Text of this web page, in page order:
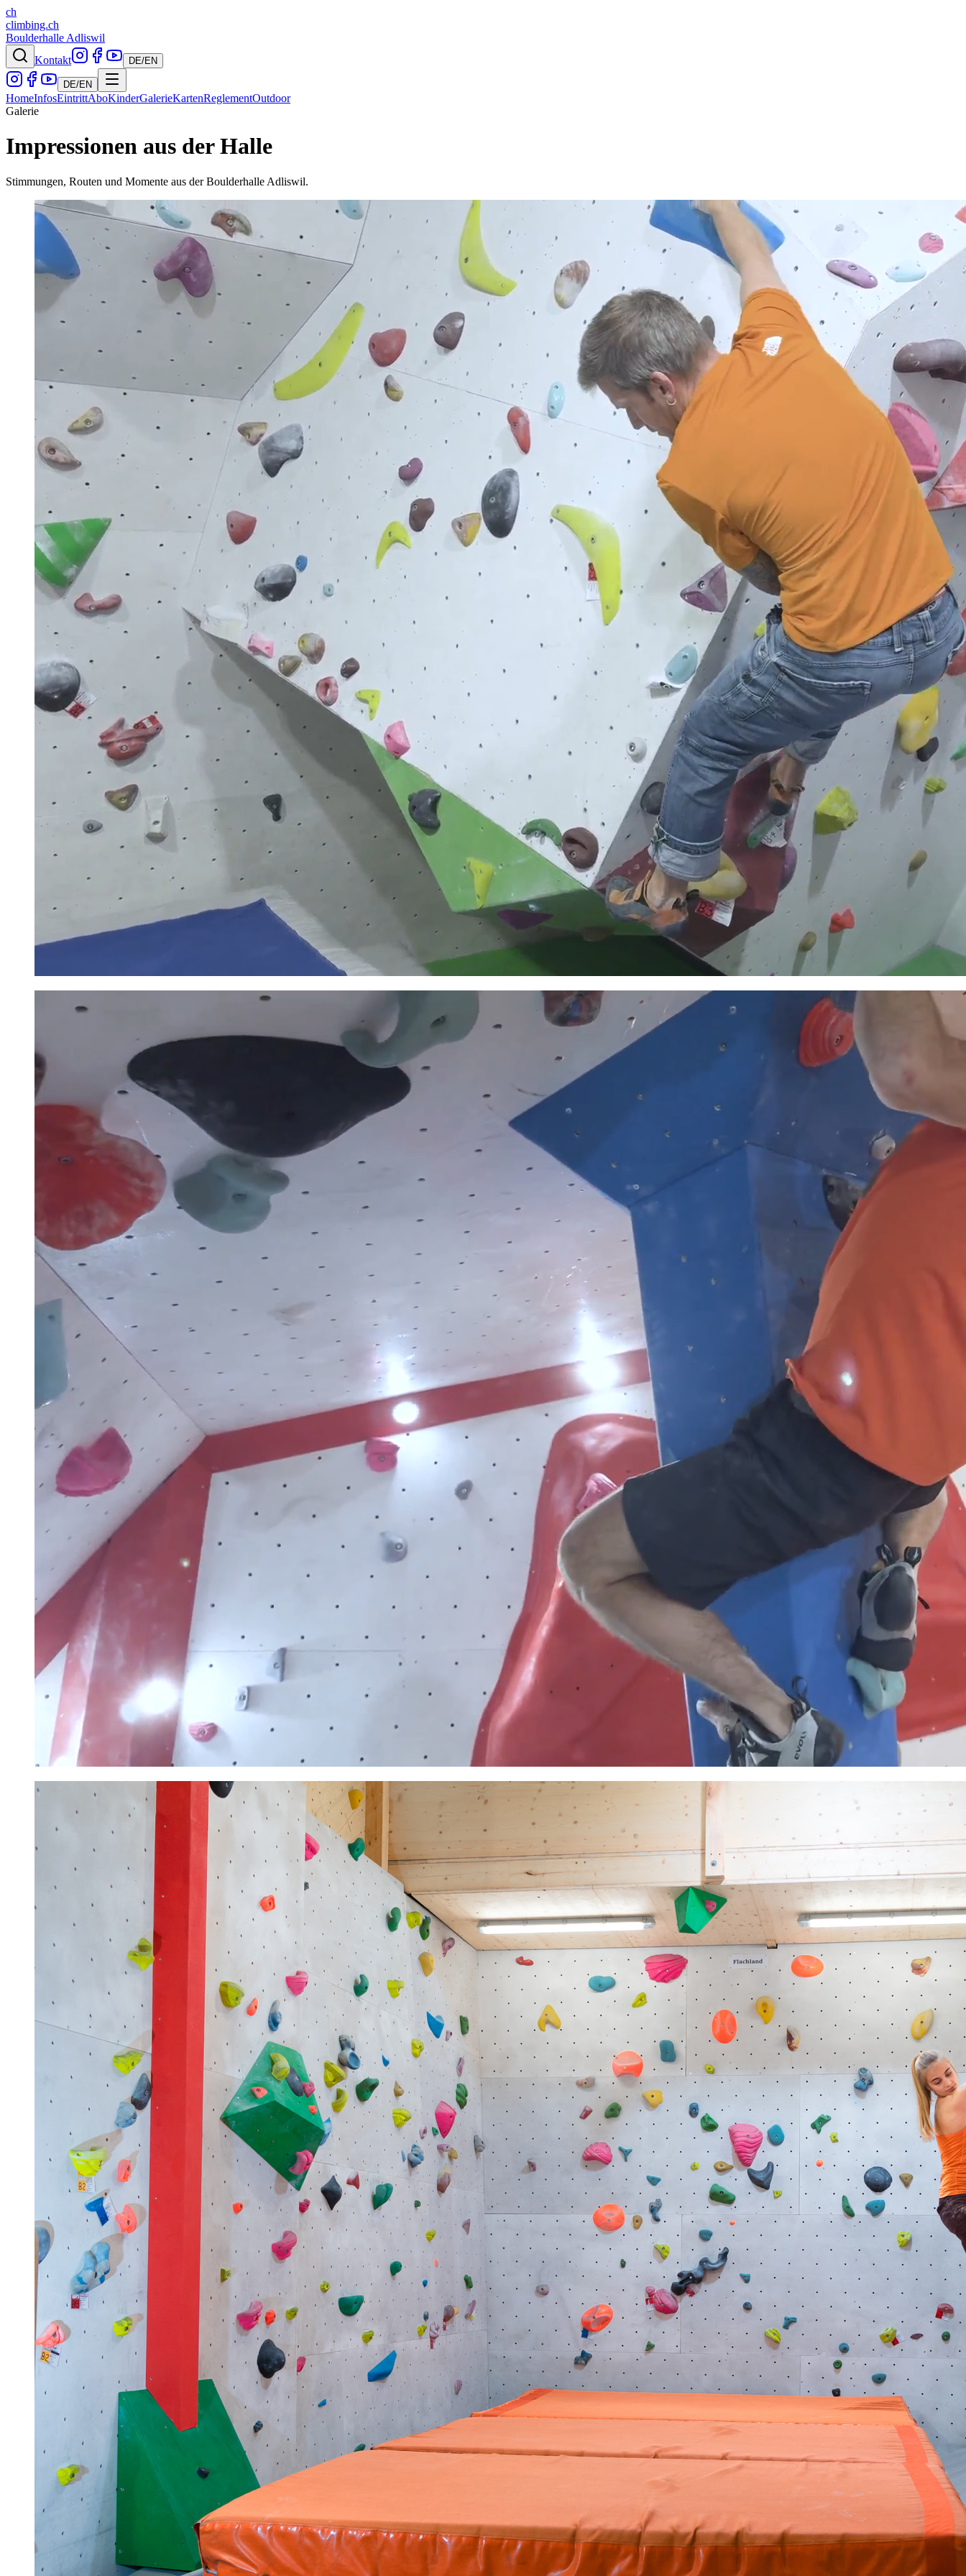
ch
climbing.ch
Boulderhalle Adliswil
Kontakt
DE/EN
DE/EN
HomeInfosEintrittAboKinderGalerieKartenReglementOutdoor
Galerie
Impressionen aus der Halle
Stimmungen, Routen und Momente aus der Boulderhalle Adliswil.